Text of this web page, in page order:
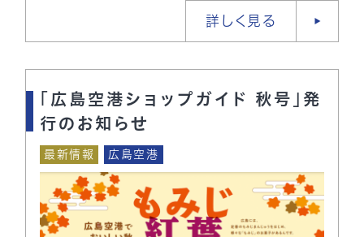
詳しく見る
「広島空港ショップガイド 秋号」発
行のお知らせ
最新情報 広島空港